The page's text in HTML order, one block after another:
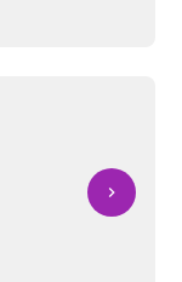
navigate_next